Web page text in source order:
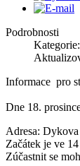
Podrobnosti
Informace pro
Dne 18.
Adresa: Dykova
Začátek je ve
Zúčastnit se